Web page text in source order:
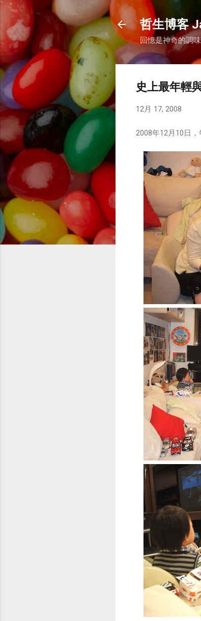
哲生博客
回憶是神奇的調
史上最年輕
12月 17, 2008
2008年12月10日